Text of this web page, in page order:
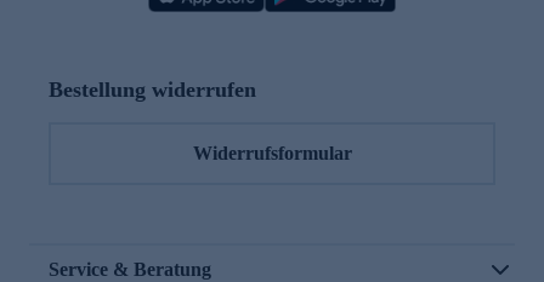
Bestellung widerrufen
Widerrufsformular
Service & Beratung